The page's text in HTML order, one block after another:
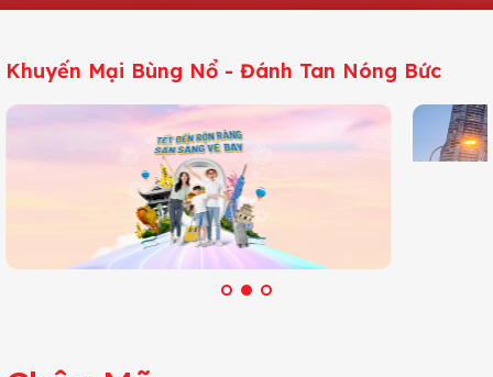
Khuyến Mại Bùng Nổ - Đánh Tan Nóng Bức